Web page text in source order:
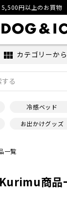
5,500円以上のお買物
view_module カテゴリーか
冷感ベッド
お出かけグッズ
一覧
Kurimu商品
グ
ブ
ブ
を表示しない